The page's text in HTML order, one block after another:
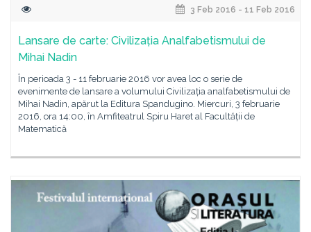
3 Feb 2016 - 11 Feb 2016
Lansare de carte: Civilizația Analfabetismului de
Mihai Nadin
În perioada 3 - 11 februarie 2016 vor avea loc o serie de
evenimente de lansare a volumului Civilizația analfabetismului de
Mihai Nadin, apărut la Editura Spandugino. Miercuri, 3 februarie
2016, ora 14:00, în Amfiteatrul Spiru Haret al Facultății de
Matematică